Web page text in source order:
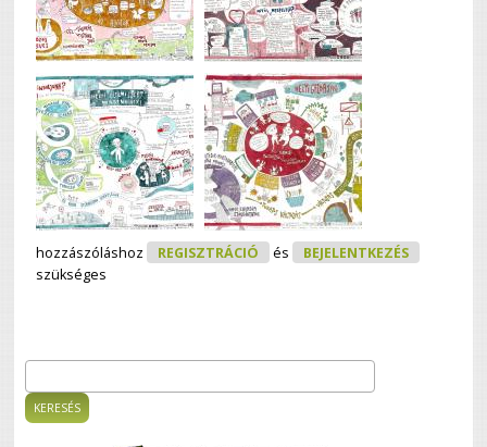
hozzászóláshoz REGISZTRÁCIÓ és
BEJELENTKEZÉS
szükséges
Keresés űrlap